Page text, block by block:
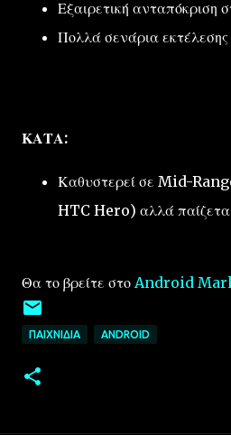
Εξαιρετική ανταπόκριση
Πολλά σενάρια
ΚΑΤΑ:
Καθυστερεί σε Mid-
HTC Hero) αλλά
Θα το βρείτε στο Android
ΠΑΙΧΝΊΔΙΑ ANDROID